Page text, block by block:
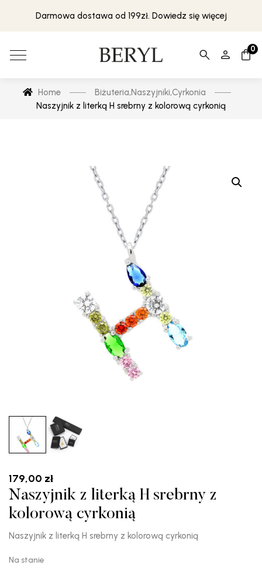
Darmowa dostawa od 199zł. Dowiedz się więcej
0
Home Biżuteria,Naszyjniki,Cyrkonia
Naszyjnik z literką H srebrny z kolorową cyrkonią
179,00 zł
Naszyjnik z literką H srebrny z
kolorową cyrkonią
Naszyjnik z literką H srebrny z kolorową cyrkonią
Na stanie